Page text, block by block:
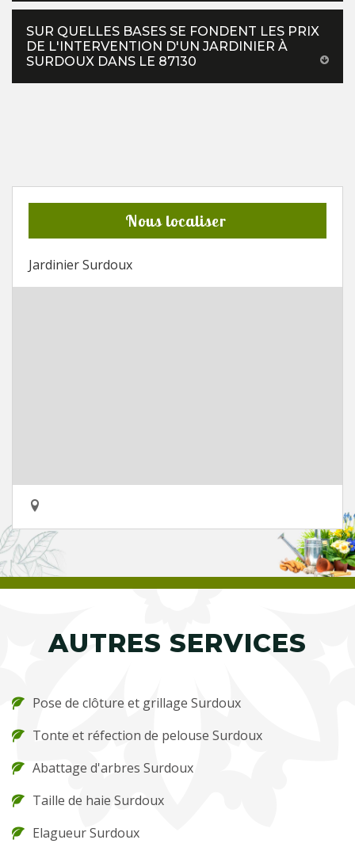
SUR QUELLES BASES SE FONDENT LES PRIX
DE L'INTERVENTION D'UN JARDINIER À
SURDOUX DANS LE 87130
Nous localiser
Jardinier Surdoux
AUTRES SERVICES
Pose de clôture et grillage Surdoux
Tonte et réfection de pelouse Surdoux
Abattage d'arbres Surdoux
Taille de haie Surdoux
Elagueur Surdoux